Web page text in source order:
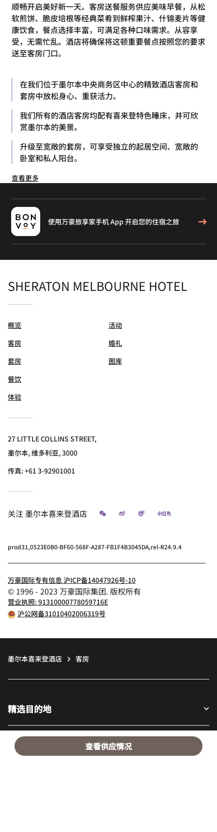
查看供应情况
顺畅开启美好新一天。客房送餐服务供应美味早餐，从松
软煎饼、脆皮培根等经典菜肴到鲜榨果汁、什锦麦片等健
康饮食，餐点选择丰富，可满足各种口味需求。从容享
受，无需忙乱。酒店将确保将这顿重要餐点按照您的要求
送至客房门口。
在我们位于墨尔本中央商务区中心的精致酒店客房和
套房中放松身心、重获活力。
我们所有的酒店客房均配有喜来登特色睡床，并可欣
赏墨尔本的美景。
升级至宽敞的套房，可享受独立的起居空间、宽敞的
卧室和私人阳台。
查看更多
使用万豪旅享家手机 App 开启您的住宿之旅
SHERATON MELBOURNE HOTEL
概览
客房
套房
餐饮
体验
活动
婚礼
图库
27 LITTLE COLLINS STREET,
墨尔本, 维多利亚, 3000
传真:+61 3-92901001
关注 墨尔本喜来登酒店 微信 微博 飞猪 小红书
prod31,0523E0B0-BF60-568F-A287-FB1F4B3045DA,rel-R24.9.4
万豪国际专有信息 沪ICP备14047926号-10
© 1996 - 2023 万豪国际集团. 版权所有
营业执照: 91310000778059716E
沪公网备31010402006319号
墨尔本喜来登酒店 客房
精选目的地
宾客适用